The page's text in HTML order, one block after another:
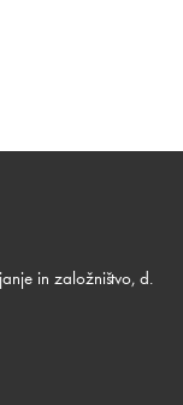
in založništvo, d.